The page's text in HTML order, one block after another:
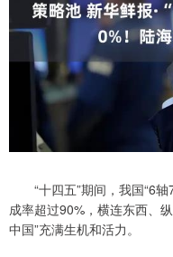
“十四五”期间，我国“6轴
成率超过90%，横连东西、
中国”充满生机和活力。